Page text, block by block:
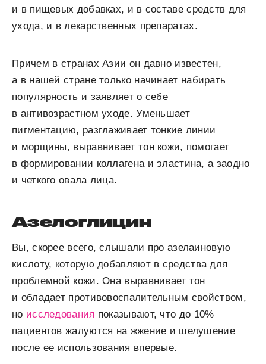
и в пищевых добавках, и в составе средств для
ухода, и в лекарственных препаратах.
Причем в странах Азии он давно известен,
а в нашей стране только начинает набирать
популярность и заявляет о себе
в антивозрастном уходе. Уменьшает
пигментацию, разглаживает тонкие линии
и морщины, выравнивает тон кожи, помогает
в формировании коллагена и эластина, а заодно
и четкого овала лица.
Азелоглицин
Вы, скорее всего, слышали про азелаиновую
кислоту, которую добавляют в средства для
проблемной кожи. Она выравнивает тон
и обладает противовоспалительным свойством,
но исследования показывают, что до 10%
пациентов жалуются на жжение и шелушение
после ее использования впервые.